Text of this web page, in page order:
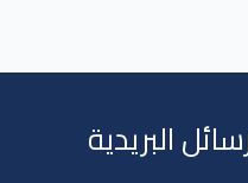
البريدية